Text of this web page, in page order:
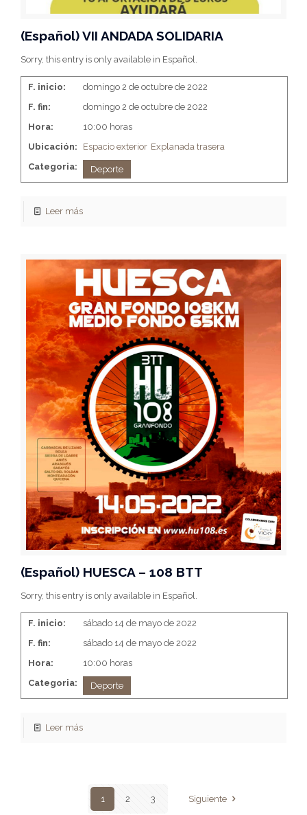
(Español) VII ANDADA SOLIDARIA
Sorry, this entry is only available in Español.
F. inicio:
domingo 2 de octubre de 2022
F. fin:
domingo 2 de octubre de 2022
Hora:
10:00 horas
Ubicación:
Espacio exterior Explanada trasera
Categoria:
Deporte
Leer más
(Español) HUESCA – 108 BTT
Sorry, this entry is only available in Español.
F. inicio:
sábado 14 de mayo de 2022
F. fin:
sábado 14 de mayo de 2022
Hora:
10:00 horas
Categoria:
Deporte
Leer más
1 2 3 Siguiente